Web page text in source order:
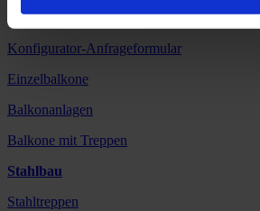
Balkone
Konfigurator-Anfrageformular
Einzelbalkone
Balkonanlagen
Balkone mit Treppen
Stahlbau
Stahltreppen